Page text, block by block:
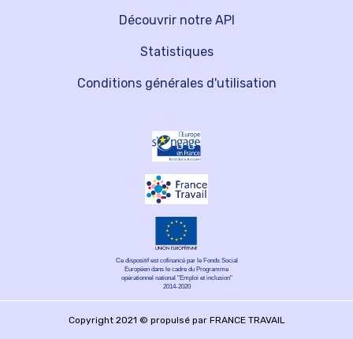
Découvrir notre API
Statistiques
Conditions générales d'utilisation
Ce dispositif est cofinancé par le Fonds Social
Européen dans le cadre du Programme
opérationnel national "Emploi et inclusion"
2014-2020
Copyright 2021 © propulsé par FRANCE TRAVAIL